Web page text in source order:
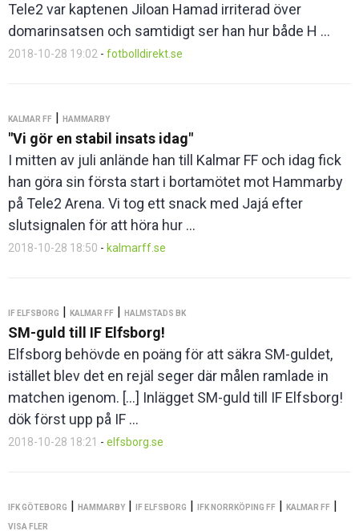
Tele2 var kaptenen Jiloan Hamad irriterad över
domarinsatsen och samtidigt ser han hur både H ...
2018-10-28 19:02 - fotbolldirekt.se
KALMAR FF | HAMMARBY
"Vi gör en stabil insats idag"
I mitten av juli anlände han till Kalmar FF och idag fick
han göra sin första start i bortamötet mot Hammarby
på Tele2 Arena. Vi tog ett snack med Jajá efter
slutsignalen för att höra hur ...
2018-10-28 18:50 - kalmarff.se
IF ELFSBORG | KALMAR FF | HALMSTADS BK
SM-guld till IF Elfsborg!
Elfsborg behövde en poäng för att säkra SM-guldet,
istället blev det en rejäl seger där målen ramlade in
matchen igenom. […] Inlägget SM-guld till IF Elfsborg!
dök först upp på IF ...
2018-10-28 18:21 - elfsborg.se
IFK GÖTEBORG | HAMMARBY | IF ELFSBORG | IFK NORRKÖPING FF | KALMAR FF |
VISA FLER